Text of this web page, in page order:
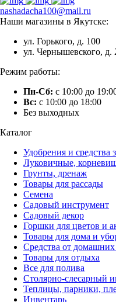
nashadacha100@mail.ru
Наши магазины в Якутске:
ул. Горького, д. 100
ул. Чернышевского, д.
Режим работы:
Пн-Сб: с 10:00 до
Вс: с 10:00 до 18:00
Без выходных
Каталог
Удобрения и средства
Луковичные,
Грунты, дренаж
Товары для рассады
Семена
Садовый инструмент
Садовый декор
Горшки для цветов и
Товары для дома и
Средства от домашних
Товары для отдыха
Все для полива
Столярно-слесарный
Теплицы, парники,
Инвентарь